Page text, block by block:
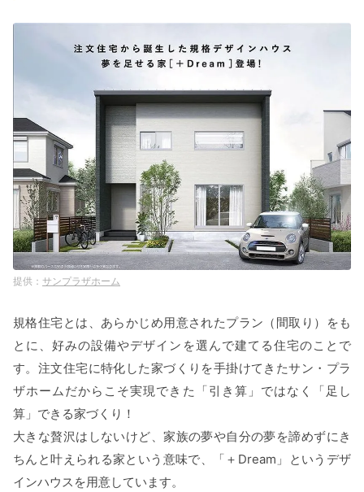
サンプラザホーム
規格住宅とは、あらかじめ用意されたプラン（間取り）をも
とに、好みの設備やデザインを選んで建てる住宅のことで
す。注文住宅に特化した家づくりを手掛けてきたサン・プラ
ザホームだからこそ実現できた「引き算」ではなく「足し
算」できる家づくり！
大きな贅沢はしないけど、家族の夢や自分の夢を諦めずにき
ちんと叶えられる家という意味で、「＋Dream」というデザ
インハウスを用意しています。